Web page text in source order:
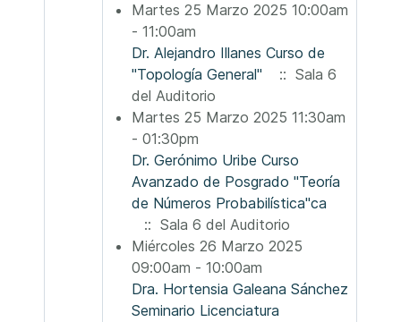
Martes 25 Marzo 2025 10:00am
- 11:00am
Dr. Alejandro Illanes Curso de
"Topología General"
:: Sala 6
del Auditorio
Martes 25 Marzo 2025 11:30am
- 01:30pm
Dr. Gerónimo Uribe Curso
Avanzado de Posgrado "Teoría
de Números Probabilística"ca
:: Sala 6 del Auditorio
Miércoles 26 Marzo 2025
09:00am - 10:00am
Dra. Hortensia Galeana Sánchez
Seminario Licenciatura